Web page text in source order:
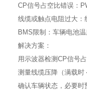
CP信号占空比错误：
线缆或触点电阻过大：
BMS限制：车辆电池温
解决方案：
用示波器检测CP信号占
测量线缆压降（满载时＜
确认车辆状态，必要时